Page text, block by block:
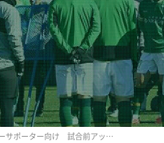
ビジターサポーター向け 試合前アップ見学参加者募集のお知らせ